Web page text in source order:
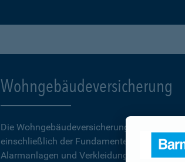
Wohngebäudeversicherung
Die Wohngebäudeversicherung umfasst
einschließlich der Fundamente, Grund- und
Alarmanlagen und Verkleidungen, wie z. B.